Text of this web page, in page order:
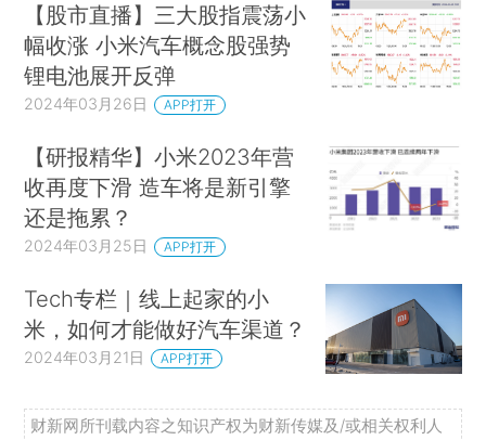
【股市直播】三大股指震荡小
幅收涨 小米汽车概念股强势
锂电池展开反弹
2024年03月26日 APP打开
【研报精华】小米2023年营
收再度下滑 造车将是新引擎
还是拖累？
2024年03月25日 APP打开
Tech专栏｜线上起家的小
米，如何才能做好汽车渠道？
2024年03月21日 APP打开
财新网所刊载内容之知识产权为财新传媒及/或相关权利人